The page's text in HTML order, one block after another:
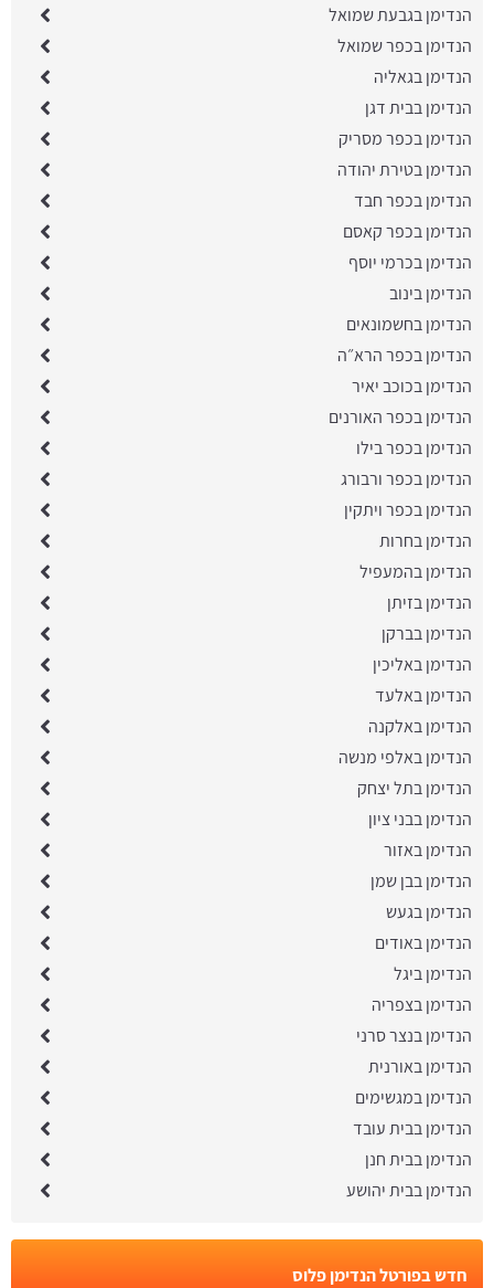
הנדימן בגבעת שמואל
הנדימן בכפר שמואל
הנדימן בגאליה
הנדימן בבית דגן
הנדימן בכפר מסריק
הנדימן בטירת יהודה
הנדימן בכפר חבד
הנדימן בכפר קאסם
הנדימן בכרמי יוסף
הנדימן בינוב
הנדימן בחשמונאים
הנדימן בכפר הרא״ה
הנדימן בכוכב יאיר
הנדימן בכפר האורנים
הנדימן בכפר בילו
הנדימן בכפר ורבורג
הנדימן בכפר ויתקין
הנדימן בחרות
הנדימן בהמעפיל
הנדימן בזיתן
הנדימן בברקן
הנדימן באליכין
הנדימן באלעד
הנדימן באלקנה
הנדימן באלפי מנשה
הנדימן בתל יצחק
הנדימן בבני ציון
הנדימן באזור
הנדימן בבן שמן
הנדימן בגעש
הנדימן באודים
הנדימן ביגל
הנדימן בצפריה
הנדימן בנצר סרני
הנדימן באורנית
הנדימן במגשימים
הנדימן בבית עובד
הנדימן בבית חנן
הנדימן בבית יהושע
חדש בפורטל הנדימן פלוס